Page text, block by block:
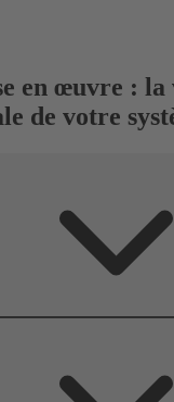
en œuvre : la
de votre